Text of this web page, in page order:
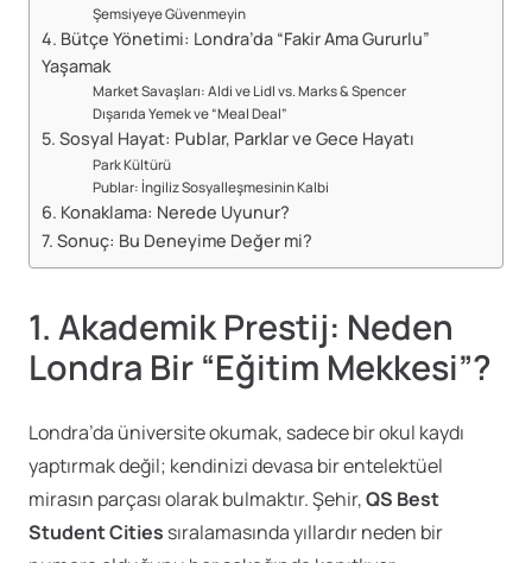
Şemsiyeye Güvenmeyin
4. Bütçe Yönetimi: Londra’da “Fakir Ama Gururlu”
Yaşamak
Market Savaşları: Aldi ve Lidl vs. Marks & Spencer
Dışarıda Yemek ve “Meal Deal”
5. Sosyal Hayat: Publar, Parklar ve Gece Hayatı
Park Kültürü
Publar: İngiliz Sosyalleşmesinin Kalbi
6. Konaklama: Nerede Uyunur?
7. Sonuç: Bu Deneyime Değer mi?
1. Akademik Prestij: Neden
Londra Bir “Eğitim Mekkesi”?
Londra’da üniversite okumak, sadece bir okul kaydı
yaptırmak değil; kendinizi devasa bir entelektüel
mirasın parçası olarak bulmaktır. Şehir,QS Best
Student Cities sıralamasında yıllardır neden bir